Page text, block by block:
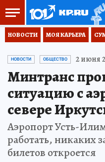
НОВОСТИ МОЯ КАРЬЕРА
НОВОСТИ ОБЩЕСТВО 2 июня
Минтранс
ситуацию с
севере
Аэропорт Усть-
работать, никаких
билетов откроется